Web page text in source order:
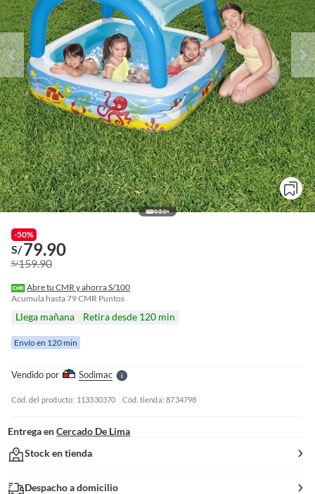
-50%
S/79.90
S/159.90
Abre tu CMR y ahorra S/100
Acumula hasta79CMR Puntos
Llega mañana Retira desde 120 min
Envío en 120 min
Vendido por SodimacS
r
n
f
Cód. del producto: 113330370 Cód. tienda: 8734798
Entrega en Cercado De Lima
Stock en tienda
Despacho a domicilio